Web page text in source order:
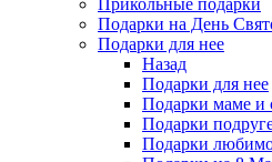
Прикольные подарки
Подарки на День
Подарки для нее
Назад
Подарки для нее
Подарки маме и
Подарки
Подарки